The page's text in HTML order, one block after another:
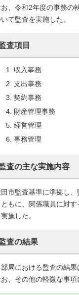
お、令和2年度の事務の
て監査を実施した。
査項目
収入事務
支出事務
契約事務
財産管理事務
経営管理
事務管理
査の主な実施内容
市監査基準に準拠し
ともに、関係職員に対
実施した。
査の結果
局における監査の結果
お、その他の軽微な事項